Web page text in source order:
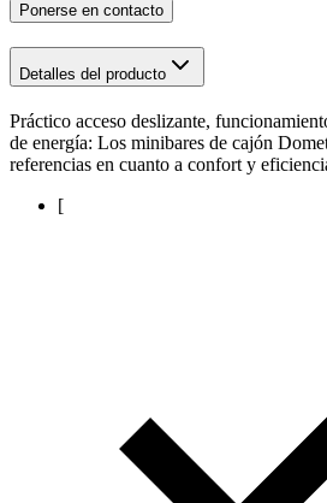
Ponerse en contacto
Detalles del producto
Práctico acceso deslizante,
de energía: Los minibares de cajón
referencias en cuanto a confort y
[